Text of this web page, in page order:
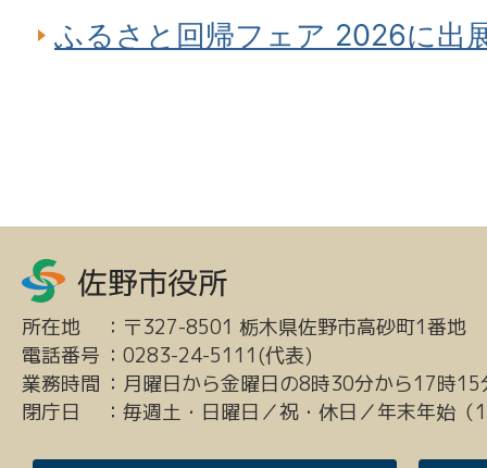
ふるさと回帰フェア 2026に出
所在地 ： 〒327-8501 栃木県佐野市高砂町1番地
電話番号 ： 0283-24-5111(代表)
業務時間 ： 月曜日から金曜日の8時30分から17時15
閉庁日
： 毎週土・日曜日／祝・休日／年末年始